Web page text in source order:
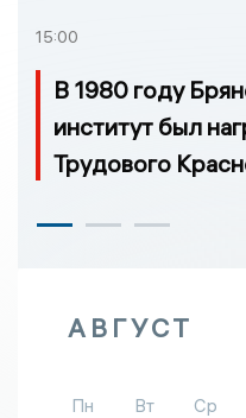
15:00
В 1980 году
институт был
Трудового
АВГУСТ
Пн Вт Ср